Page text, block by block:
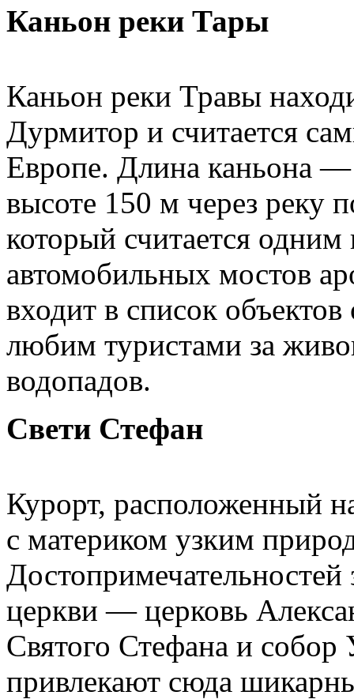
Каньон реки Тары
Каньон реки Травы
Дурмитор и считается
Европе. Длина каньона
высоте 150 м через реку
который считается
автомобильных мостов
входит в список
любим туристами за
водопадов.
Свети Стефан
Курорт, расположенный
с материком узким
Достопримечательностей
церкви — церковь
Святого Стефана и собор
привлекают сюда